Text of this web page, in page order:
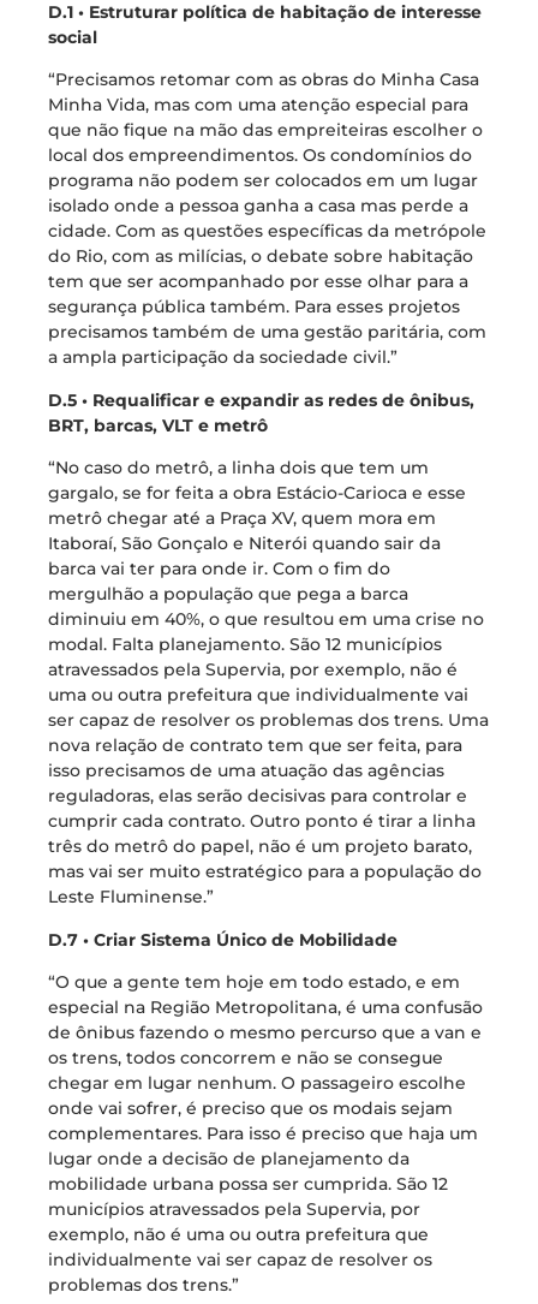
D.1 • Estruturar política de habitação de interesse
social
“Precisamos retomar com as obras do Minha Casa
Minha Vida, mas com uma atenção especial para
que não fique na mão das empreiteiras escolher o
local dos empreendimentos. Os condomínios do
programa não podem ser colocados em um lugar
isolado onde a pessoa ganha a casa mas perde a
cidade. Com as questões específicas da metrópole
do Rio, com as milícias, o debate sobre habitação
tem que ser acompanhado por esse olhar para a
segurança pública também. Para esses projetos
precisamos também de uma gestão paritária, com
a ampla participação da sociedade civil.”
D.5 • Requalificar e expandir as redes de ônibus,
BRT, barcas, VLT e metrô
“No caso do metrô, a linha dois que tem um
gargalo, se for feita a obra Estácio-Carioca e esse
metrô chegar até a Praça XV, quem mora em
Itaboraí, São Gonçalo e Niterói quando sair da
barca vai ter para onde ir. Com o fim do
mergulhão a população que pega a barca
diminuiu em 40%, o que resultou em uma crise no
modal. Falta planejamento. São 12 municípios
atravessados pela Supervia, por exemplo, não é
uma ou outra prefeitura que individualmente vai
ser capaz de resolver os problemas dos trens. Uma
nova relação de contrato tem que ser feita, para
isso precisamos de uma atuação das agências
reguladoras, elas serão decisivas para controlar e
cumprir cada contrato. Outro ponto é tirar a linha
três do metrô do papel, não é um projeto barato,
mas vai ser muito estratégico para a população do
Leste Fluminense.”
D.7 • Criar Sistema Único de Mobilidade
“O que a gente tem hoje em todo estado, e em
especial na Região Metropolitana, é uma confusão
de ônibus fazendo o mesmo percurso que a van e
os trens, todos concorrem e não se consegue
chegar em lugar nenhum. O passageiro escolhe
onde vai sofrer, é preciso que os modais sejam
complementares. Para isso é preciso que haja um
lugar onde a decisão de planejamento da
mobilidade urbana possa ser cumprida. São 12
municípios atravessados pela Supervia, por
exemplo, não é uma ou outra prefeitura que
individualmente vai ser capaz de resolver os
problemas dos trens.”